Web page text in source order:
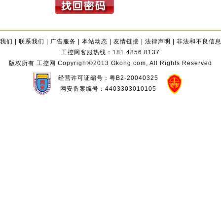
们 | 联系我们 | 广告服务 | 本站动态 | 友情链接 | 法律声明 | 非法和不良信
工控网客服热线：181 4856 8137
版权所有 工控网 Copyright©2013 Gkong.com, All Rights Reserved
经营许可证编号：粤B2-20040325
网安备案编号：4403303010105